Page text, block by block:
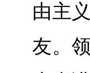
由主
友。